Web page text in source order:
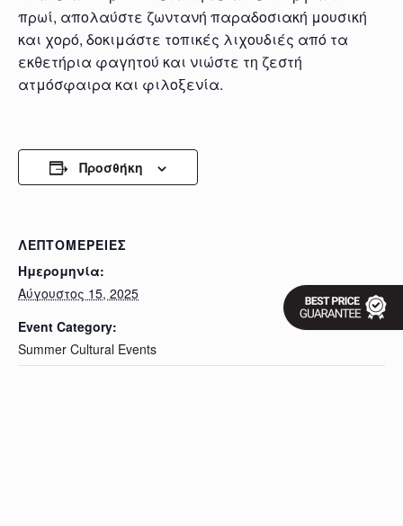
ε
ν
πρωί, απολαύστε ζωντανή παραδοσιακή μουσική
και χορό, δοκιμάστε τοπικές λιχουδιές από τα
εκθετήρια φαγητού και νιώστε τη ζεστή
ατμόσφαιρα και φιλοξενία.
Προσθήκη
ΛΕΠΤΟΜΈΡΕΙΕΣ
Ημερομηνία:
Αύγουστος 15, 2025
Event Category:
Summer Cultural Events